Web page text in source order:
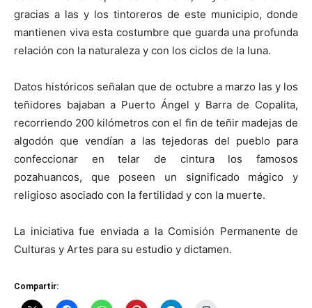
gracias a las y los tintoreros de este municipio, donde
mantienen viva esta costumbre que guarda una profunda
relación con la naturaleza y con los ciclos de la luna.
Datos históricos señalan que de octubre a marzo las y los
teñidores bajaban a Puerto Ángel y Barra de Copalita,
recorriendo 200 kilómetros con el fin de teñir madejas de
algodón que vendían a las tejedoras del pueblo para
confeccionar en telar de cintura los famosos
pozahuancos, que poseen un significado mágico y
religioso asociado con la fertilidad y con la muerte.
La iniciativa fue enviada a la Comisión Permanente de
Culturas y Artes para su estudio y dictamen.
Compartir: